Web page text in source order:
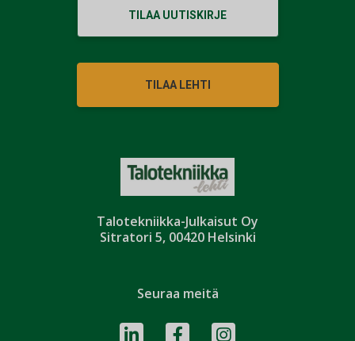
Talotekniikka-Julkaisut Oy
Sitratori 5, 00420 Helsinki
TILAA UUTISKIRJE
TILAA LEHTI
Seuraa meitä